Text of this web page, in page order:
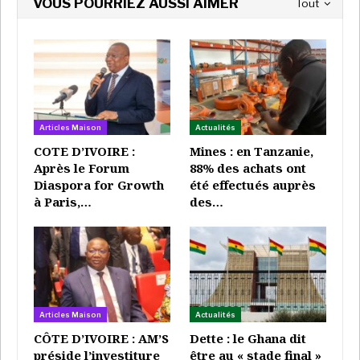
retraités. Alors que la riposte gouvernementale est
d’étendre en toute urgence ses approches aux plus
nécessiteux.
A LIRE AUSSI
TOGO : Sandra Johnson, l’économiste de
développement qui…
Togo…
Super Admin Déc 12, 2025
TOGO : Sandra Johnson mène la 32e session
de l’Afristat avec…
Super Admin Août 12, 2025
Tout
VOUS POURRIEZ AUSSI AIMER
Articles Maison
COTE D’IVOIRE :
Après le Forum
Diaspora for Growth
à Paris,…
Actualités
Mines : en Tanzanie,
88% des achats ont
été effectués auprès
des…
Articles Maison
CÔTE D’IVOIRE : AM’S
préside l’investiture
Actualités
Dette : le Ghana dit
être au « stade final »